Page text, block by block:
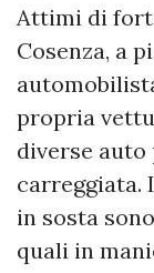
Attimi di
Cosenza, a
propria
diverse auto
carreggiata.
in sosta
quali in